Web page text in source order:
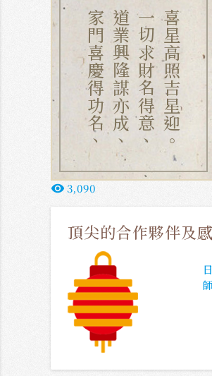
家門喜慶得功名、道業興隆謀亦成、一切求財名得意、喜星高照吉星迎。
remove_red_eye 3,090
頂尖的合作夥伴及